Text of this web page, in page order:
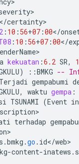
</certainty
: 10 : 56+07 :00</
: 10 : 56+07 :00</
kekuatan :6.2 SR,
) ::BMKG --
Terjadi gempabumi
, waktu gempa :
TSUNAMI (Event
terhadap
.bmkg .go . id</web
-content-inatews .